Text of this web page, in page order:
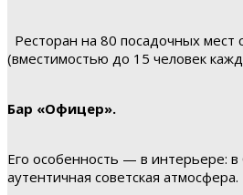
Ресторан на 80 посадочных мест
(вместимостью до 15 человек
Бар «Офицер».
Его особенность — в интерьере: в
аутентичная советская атмосфера.